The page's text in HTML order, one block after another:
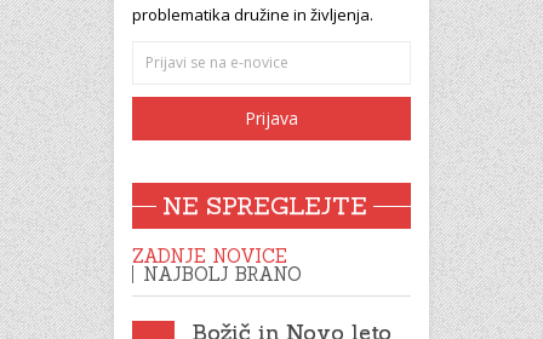
problematika družine in življenja.
NE SPREGLEJTE
ZADNJE NOVICE
NAJBOLJ BRANO
Božič in Novo leto